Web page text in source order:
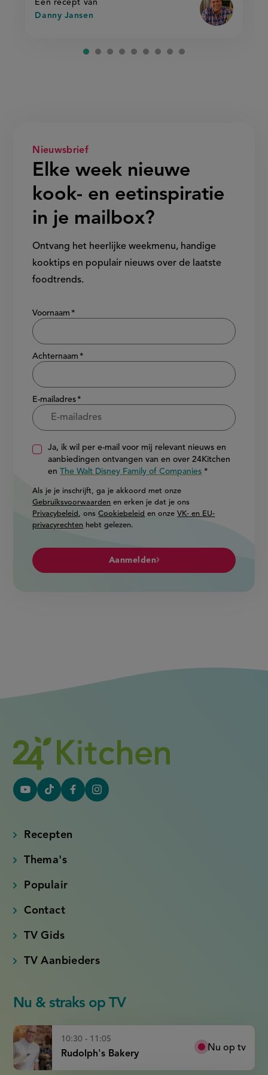
Een recept van
Danny Jansen
Nieuwsbrief
Elke week nieuwe
kook- en eetinspiratie
in je mailbox?
Ontvang het heerlijke weekmenu, handige
kooktips en populair nieuws over de laatste
foodtrends.
Show/hide
Voornaam
Achternaam
E-mailadres
Ja, ik wil per e-mail voor mij relevant nieuws en
aanbiedingen ontvangen van en over 24Kitchen
enThe Walt Disney Family of Companies
Als je je inschrijft, ga je akkoord met onze
Gebruiksvoorwaarden en erken je dat je ons
Privacybeleid , onsCookiebeleid en onzeVK- en EU-
privacyrechten hebt gelezen.
Aanmelden
YouTube
link)
Tiktok
link)
FacebookInstagram
Recepten
Thema's
Populair
Contact
TV Gids
TV Aanbieders
Nu & straks op TV
10:30 - 11:05
Rudolph's Bakery
Nu op tv